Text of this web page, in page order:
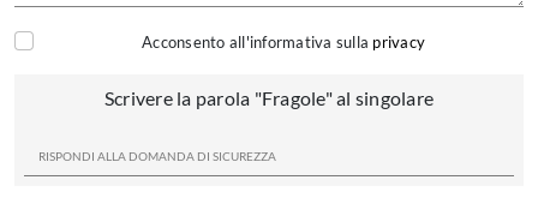
Acconsento all'informativa sulla privacy
Scrivere la parola "Fragole" al singolare